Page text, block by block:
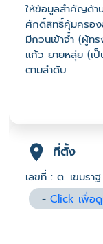
ให้ข้อมูลสำคัญด้า
ศักดิ์สิทธิ์คุ้มครอง
มีกวนเข้าจ้ำ (ผู้ท
แก้ว ยายหลุ่ย (เป็
ตามลำดับ
ที่ตั้ง
เลขที่ : ต. เขมรา
-Click เพื่อ